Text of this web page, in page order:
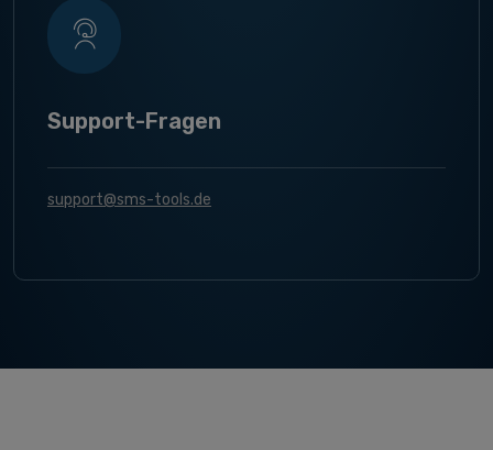
Support-Fragen
support@sms-tools.de